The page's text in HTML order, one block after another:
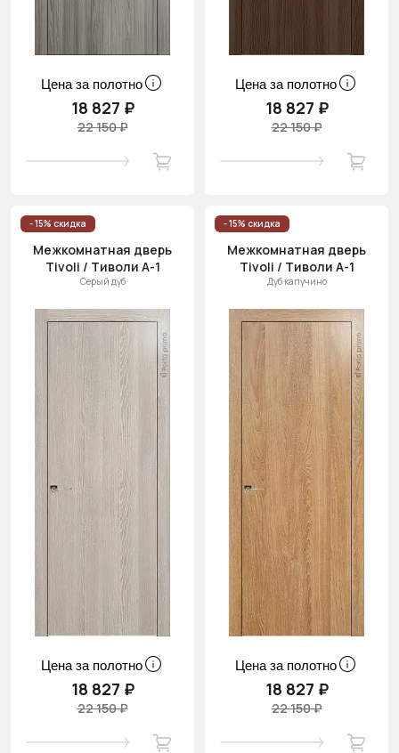
Цена за полотно
18 827 ₽
22 150 ₽
Цена за полотно
18 827 ₽
22 150 ₽
- 15% скидка
Межкомнатная дверь
Tivoli / Тиволи А-1
Серый дуб
Цена за полотно
18 827 ₽
22 150 ₽
- 15% скидка
Межкомнатная дверь
Tivoli / Тиволи А-1
Дуб капучино
Цена за полотно
18 827 ₽
22 150 ₽